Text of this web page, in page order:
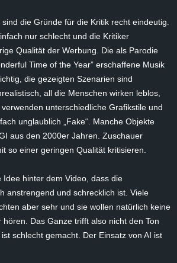
die Gründe für die Kritik recht eindeutig.
nur schlecht und die Kritiker
Qualität der Werbung. Die als Parodie
Time of the Year” erschaffene Musik
die gezeigten Szenarien sind
all die Menschen wirken leblos,
unterschiedliche Grafikstile und
unglaublich „Fake“. Manche Objekte
aus den 2000er Jahren. Zuschauer
so einer geringen Qualität kritisieren.
Idee hinter dem Video, dass die
anstrengend und schrecklich ist. Viele
aber sehr und sie wollen natürlich keine
Das Ganze trifft also nicht den Ton
schlecht gemacht. Der Einsatz von AI ist